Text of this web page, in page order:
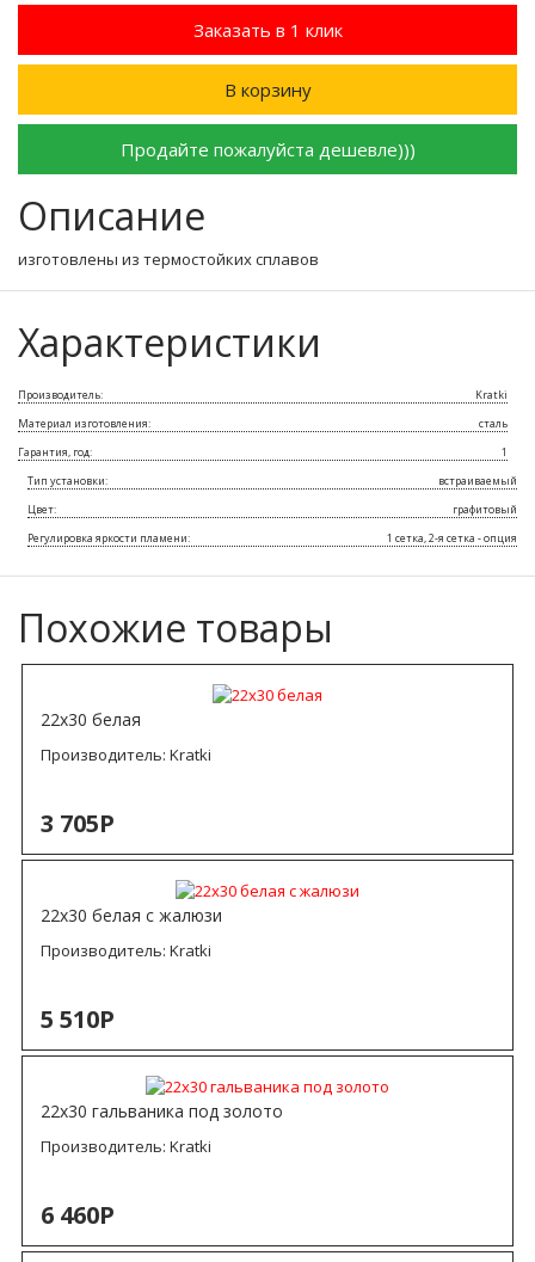
Заказать в 1 клик
В корзину
Продайте пожалуйста дешевле)))
Описание
изготовлены из термостойких сплавов
Характеристики
Производитель:
Kratki
Материал изготовления:
сталь
Гарантия, год:
1
Тип установки:
встраиваемый
Цвет:
графитовый
Регулировка яркости пламени:
1 сетка, 2-я сетка - опция
Похожие товары
22х30 белая
Производитель: Kratki
3 705Р
22х30 белая с жалюзи
Производитель: Kratki
5 510Р
22х30 гальваника под золото
Производитель: Kratki
6 460Р